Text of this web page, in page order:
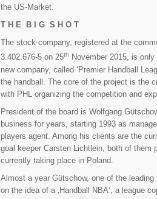
the US-Market.
T H E B I G S H O T
The stock-company, registered at the
3.402.676-5 on 25th
November 2015, is
new company, called ‘Premier Handball
the handball. The core of the project is the
with PHL organizing the competition and
President of the board is Wolfgang
business for years, starting 1993 as
players agent. Among his clients are the
goal keeper Carsten Lichtlein, both of them
currently taking place in Poland.
Almost a year Gütschow, one of the
on the idea of a ‚Handball NBA‘, a league